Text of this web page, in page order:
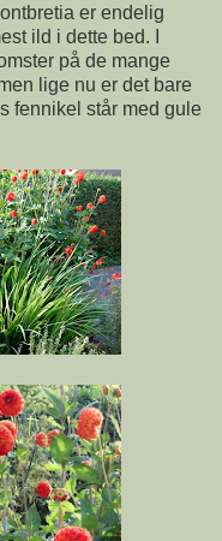
er endelig
ild i dette bed. I
på de mange
lige nu er det bare
fennikel står med gule